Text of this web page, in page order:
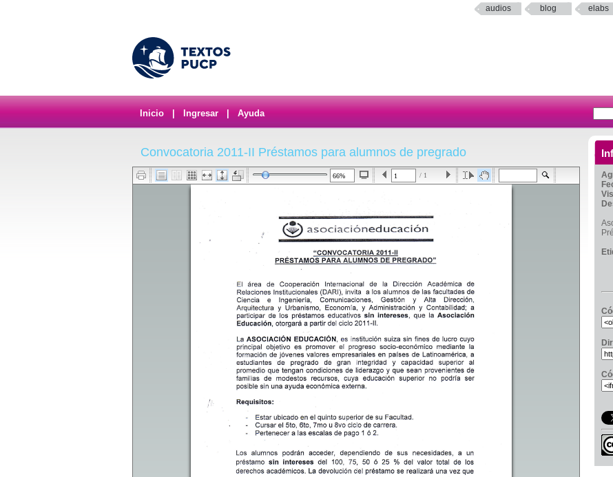
audios blog elabs
Inicio Ingresar Ayuda
Convocatoria 2011-II Préstamos para alumnos de pregrado
/ 1